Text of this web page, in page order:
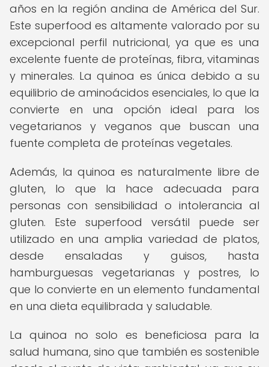
años en la región andina de América del Sur.
Este superfood es altamente valorado por su
excepcional perfil nutricional, ya que es una
excelente fuente de proteínas, fibra, vitaminas
y minerales. La quinoa es única debido a su
equilibrio de aminoácidos esenciales, lo que la
convierte en una opción ideal para los
vegetarianos y veganos que buscan una
fuente completa de proteínas vegetales.
Además, la quinoa es naturalmente libre de
gluten, lo que la hace adecuada para
personas con sensibilidad o intolerancia al
gluten. Este superfood versátil puede ser
utilizado en una amplia variedad de platos,
desde ensaladas y guisos, hasta
hamburguesas vegetarianas y postres, lo
que lo convierte en un elemento fundamental
en una dieta equilibrada y saludable.
La quinoa no solo es beneficiosa para la
salud humana, sino que también es sostenible